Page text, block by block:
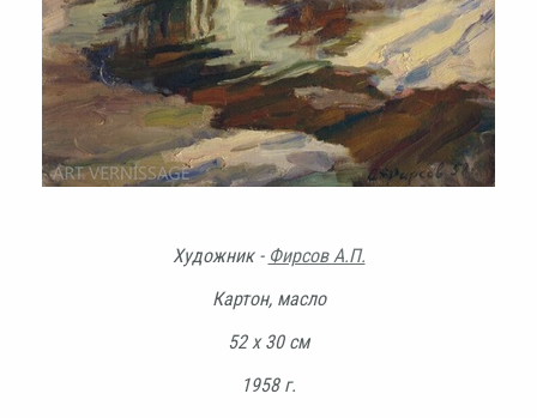
Художник - Фирсов А.П.
Картон, масло
52 х 30 см
1958 г.